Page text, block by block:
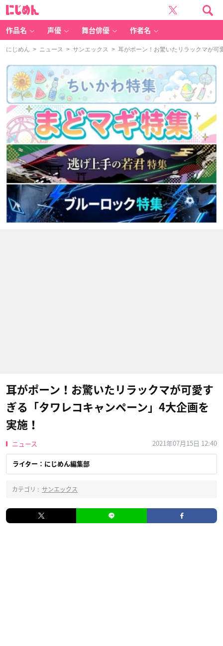
作品名 声優 舞台俳優 作者名
にじめん > ニュース > サンエックス > 耳がポーン！お驚いたリラックマが可
耳がポーン！お驚いたリラックマが可愛す
ぎる「タワレコキャンペーン」4大企画を
実施！
ニュース 2021年07月15日 12:40
ライター：にじめん編集部
カテゴリ : サンエックス